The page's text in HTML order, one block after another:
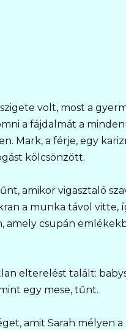
volt, most a
a fájdalmát a
Mark, a férje, egy
kölcsönzött.
amikor vigasztaló
a munka távol vitte,
amely csupán
elterelést talált:
egy mese, tűnt.
amit Sarah mélyen